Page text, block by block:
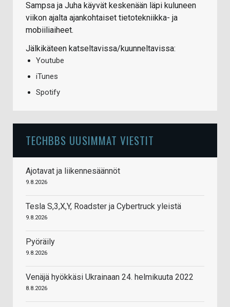
Sampsa ja Juha käyvät keskenään läpi kuluneen
viikon ajalta ajankohtaiset tietotekniikka- ja
mobiiliaiheet.
Jälkikäteen katseltavissa/kuunneltavissa:
Youtube
iTunes
Spotify
TECHBBS UUSIMMAT VIESTIT
Ajotavat ja liikennesäännöt
9.8.2026
Tesla S,3,X,Y, Roadster ja Cybertruck yleistä
9.8.2026
Pyöräily
9.8.2026
Venäjä hyökkäsi Ukrainaan 24. helmikuuta 2022
8.8.2026